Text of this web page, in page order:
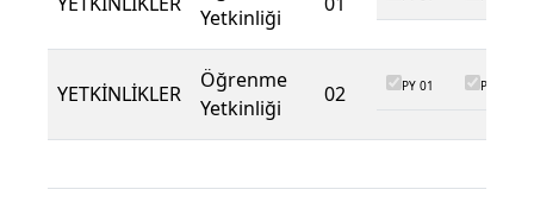
Yetkinliği
YETKİNLİKLER
Öğrenme
Yetkinliği
02 PY 01 PY 02